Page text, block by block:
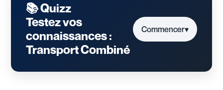
📚 Quizz
Testez vos
connaissances :
Transport Combiné
Commencer▾